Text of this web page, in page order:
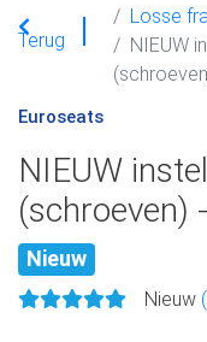
Terug
Losse
NIEUW
Euroseats
NIEUW
(schroeven)
Nieuw
Nieuw